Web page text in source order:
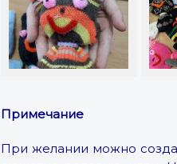
Примечание
При желании можно